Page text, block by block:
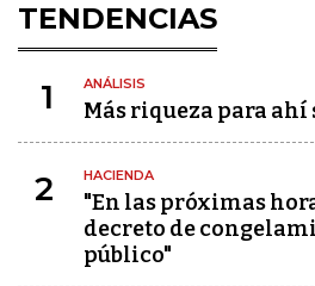
TENDENCIAS
1 ANÁLISIS
Más riqueza para ahí
2 HACIENDA
"En las próximas
decreto de
público"